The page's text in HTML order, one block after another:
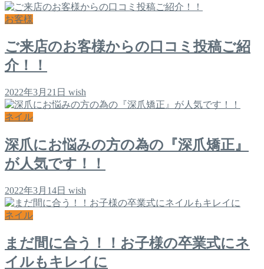
お客様
ご来店のお客様からの口コミ投稿ご紹
介！！
2022年3月21日 wish
ネイル
深爪にお悩みの方の為の『深爪矯正』
が人気です！！
2022年3月14日 wish
ネイル
まだ間に合う！！お子様の卒業式にネ
イルもキレイに